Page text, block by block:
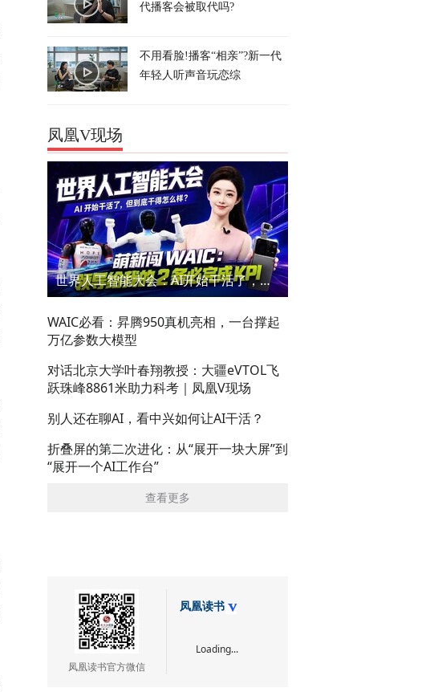
代播客会被取代吗?
不用看脸!播客“相亲”?新一代
年轻人听声音玩恋综
凤凰V现场
世界人工智能大会：AI开始干活了，但到底干的怎么样？萌新闯WAIC
WAIC必看：昇腾950真机亮相，一台撑起
万亿参数大模型
对话北京大学叶春翔教授：大疆eVTOL飞
跃珠峰8861米助力科考｜凤凰V现场
别人还在聊AI，看中兴如何让AI干活？
折叠屏的第二次进化：从“展开一块大屏”到
“展开一个AI工作台”
查看更多
凤凰读书官方微信
凤凰读书
Loading...